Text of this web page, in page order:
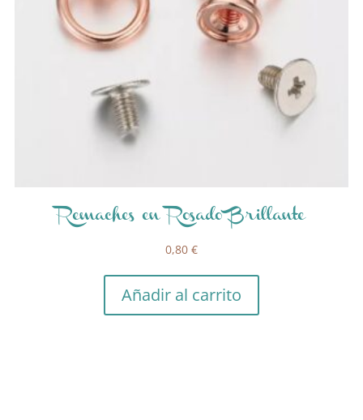
Remaches en Rosado Brillante
0,80 €
Añadir al carrito